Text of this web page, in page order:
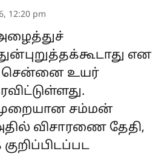
12:20 pm
என
சென்னை உயர்
சம்மன்
விசாரணை தேதி,